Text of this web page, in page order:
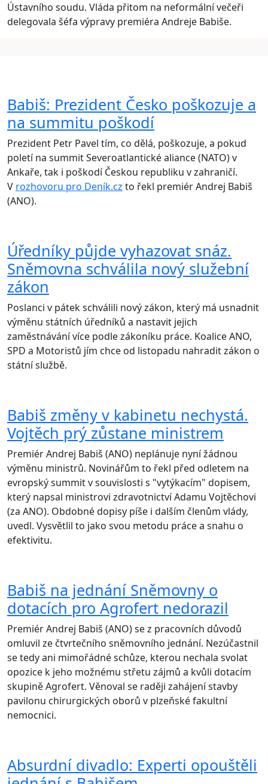
Ústavního soudu. Vláda přitom na neformální večeři
delegovala šéfa výpravy premiéra Andreje Babiše.
Babiš: Prezident Česko poškozuje a
na summitu poškodí
Prezident Petr Pavel tím, co dělá, poškozuje, a pokud
poletí na summit Severoatlantické aliance (NATO) v
Ankaře, tak i poškodí Českou republiku v zahraničí.
V rozhovoru pro Deník.cz to řekl premiér Andrej Babiš
(ANO).
Úředníky půjde vyhazovat snáz.
Sněmovna schválila nový služební
zákon
Poslanci v pátek schválili nový zákon, který má usnadnit
výměnu státních úředníků a nastavit jejich
zaměstnávání více podle zákoníku práce. Koalice ANO,
SPD a Motoristů jím chce od listopadu nahradit zákon o
státní službě.
Babiš změny v kabinetu nechystá.
Vojtěch prý zůstane ministrem
Premiér Andrej Babiš (ANO) neplánuje nyní žádnou
výměnu ministrů. Novinářům to řekl před odletem na
evropský summit v souvislosti s "vytýkacím" dopisem,
který napsal ministrovi zdravotnictví Adamu Vojtěchovi
(za ANO). Obdobné dopisy píše i dalším členům vlády,
uvedl. Vysvětlil to jako svou metodu práce a snahu o
efektivitu.
Babiš na jednání Sněmovny o
dotacích pro Agrofert nedorazil
Premiér Andrej Babiš (ANO) se z pracovních důvodů
omluvil ze čtvrtečního sněmovního jednání. Nezúčastnil
se tedy ani mimořádné schůze, kterou nechala svolat
opozice k jeho možnému střetu zájmů a kvůli dotacím
skupině Agrofert. Věnoval se raději zahájení stavby
pavilonu chirurgických oborů v plzeňské fakultní
nemocnici.
Absurdní divadlo: Experti opouštěli